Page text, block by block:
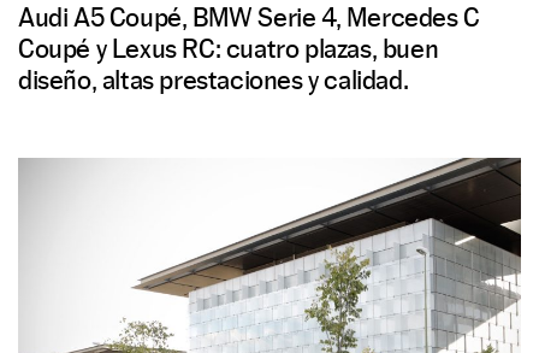
Audi A5 Coupé, BMW Serie 4, Mercedes C
Coupé y Lexus RC: cuatro plazas, buen
diseño, altas prestaciones y calidad.